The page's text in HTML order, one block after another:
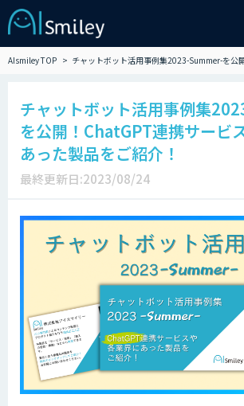
AIsmiley TOP チャットボット活用事例集2023-Summer-を
チャットボット活用事例集
を公開！ChatGPT連携サービ
あった製品をご紹介！
最終更新日:2023/08/24